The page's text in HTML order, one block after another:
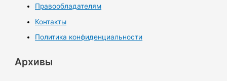
Правообладателям
Контакты
Политика конфиденциальности
Архивы